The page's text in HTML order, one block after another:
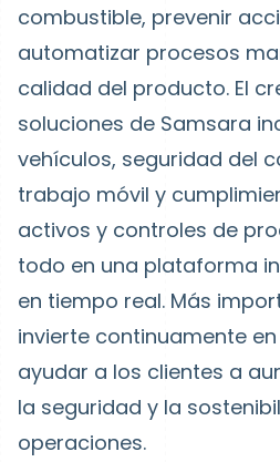
combustible, prevenir
automatizar procesos
calidad del producto. El
soluciones de Samsara
vehículos, seguridad del
trabajo móvil y
activos y controles de
todo en una plataforma
en tiempo real. Más
invierte continuamente
ayudar a los clientes a
la seguridad y la
operaciones.